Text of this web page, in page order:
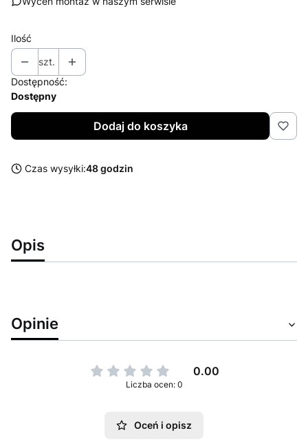
Ilość
szt.
Dostępność:
Dostępny
Dodaj do koszyka
Czas wysyłki:48 godzin
Opis
Opinie
0.00
Liczba ocen: 0
Oceń i opisz